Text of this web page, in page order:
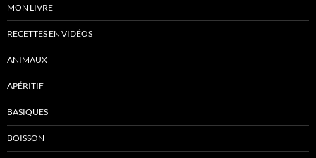
MON LIVRE
RECETTES EN VIDÉOS
ANIMAUX
APÉRITIF
BASIQUES
BOISSON